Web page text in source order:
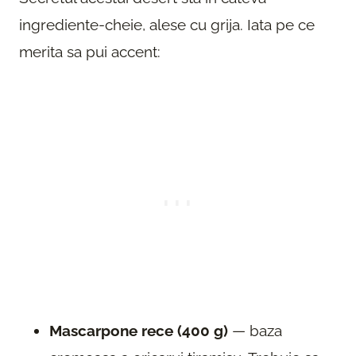
ingrediente-cheie, alese cu grija. Iata pe ce
merita sa pui accent:
Mascarpone rece (400 g) — baza